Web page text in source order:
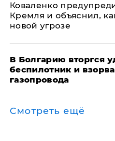
Коваленко
Кремля и объяснил,
новой угрозе
В Болгарию вторгся
беспилотник и
газопровода
Смотреть ещё